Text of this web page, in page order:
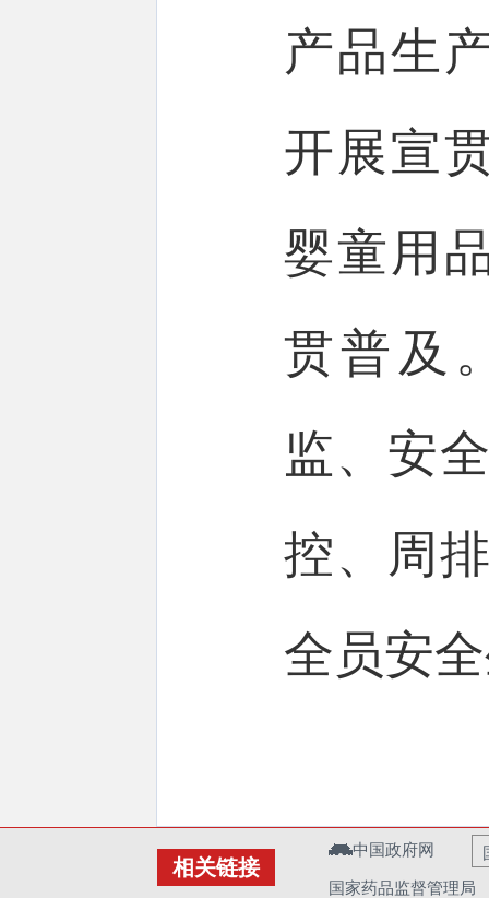
产品生
开展宣
婴童用
贯普及
监、安
控、周
全员安
相关链接
中国政府网
国家药品监督管理局